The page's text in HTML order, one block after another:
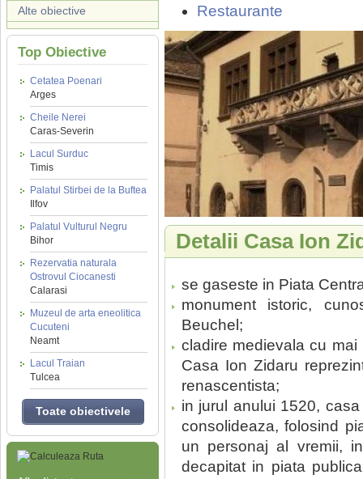
Alte obiective
Top Obiective
Cetatea Poenari
Arges
Cheile Nerei
Caras-Severin
Lacul Surduc
Timis
Palatul Stirbei de la Buftea
Ilfov
Palatul Vulturul Negru
Bihor
Rezervatia naturala
Ostrovul Ciocanesti
Calarasi
Muzeul de arta eneolitica
Cucuteni
Neamt
Lacul Traian
Tulcea
Toate obiectivele
Restaurante
Detalii Casa Ion
se gaseste in Piata
monument istoric,
Beuchel;
cladire medievala cu
Casa Ion Zidaru
renascentista;
in jurul anului 1520,
consolideaza, folosind
un personaj al vremii,
decapitat in piata